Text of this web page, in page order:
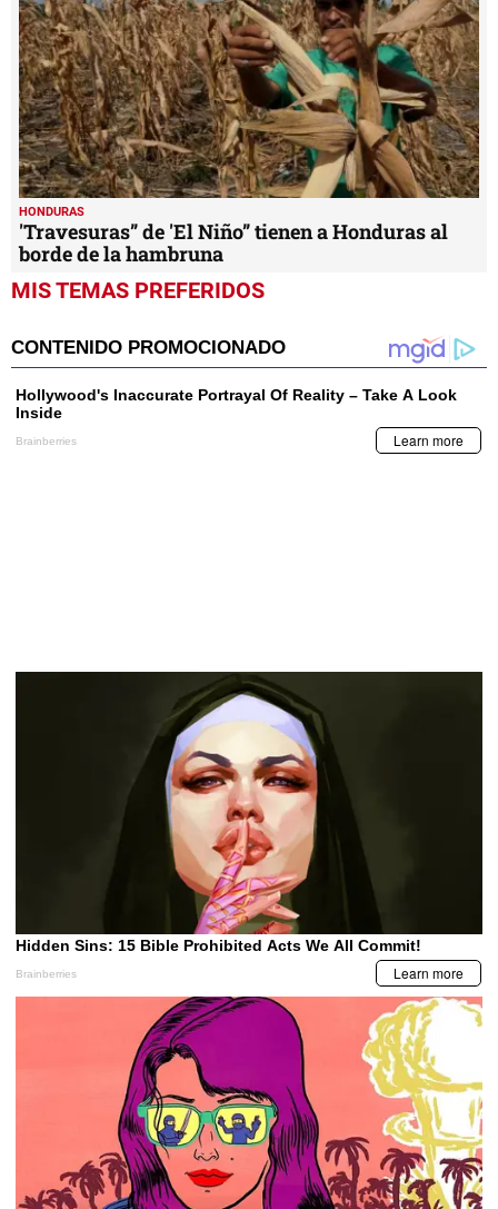
HONDURAS
'Travesuras” de 'El Niño” tienen a Honduras al
borde de la hambruna
MIS TEMAS PREFERIDOS